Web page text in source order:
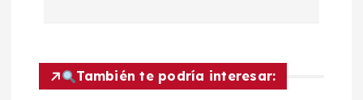
ó
También te podría interesar: